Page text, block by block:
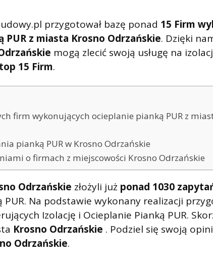
przygotował bazę ponad 15 Firm
PUR z miasta Krosno Odrzańskie. Dzięki
mogą zlecić swoją usługę na
top 15 Firm.
firm wykonujących ocieplanie pianką PUR z
pianką PUR w Krosno Odrzańskie
o firmach z miejscowości Krosno Odrzańskie
Odrzańskie złożyli już ponad 1030
PUR. Na podstawie wykonany realizacji
Izolację i Ocieplanie Pianką PUR.
Krosno Odrzańskie . Podziel się swoją
Odrzańskie.